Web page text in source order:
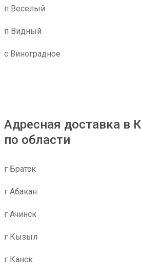
п Веселый
п Видный
с Виноградное
Адресная доставка в
по области
г Братск
г Абакан
г Ачинск
г Кызыл
г Канск